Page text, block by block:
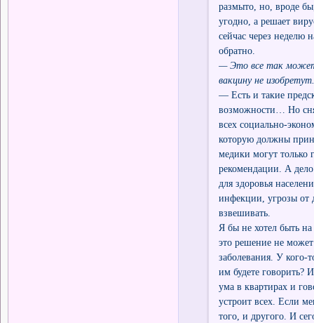
размыто, но, вроде
угодно, а решает
сейчас через неделю
обратно.
— Это все так может
вакцину не изобретут.
— Есть и такие
возможности… Но
всех социально-
которую должны
медики могут только
рекомендации. А
для здоровья
инфекции, угрозы от
взвешивать.
Я бы не хотел быть
это решение не
заболевания. У кого-
им будете говорить?
ума в квартирах и
устроит всех. Если
того, и другого. И